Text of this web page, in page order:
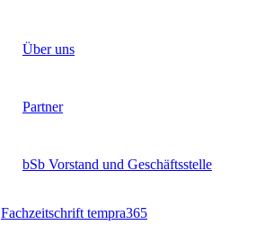
Über uns
Partner
bSb Vorstand und Geschäftsstelle
Fachzeitschrift tempra365